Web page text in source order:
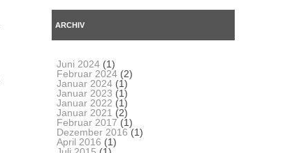
ARCHIV
Juni 2024(1)
Februar 2024(2)
Januar 2024(1)
Januar 2023 (1)
Januar 2022 (1)
Januar 2021 (2)
Februar 2017 (1)
Dezember 2016 (1)
April 2016 (1)